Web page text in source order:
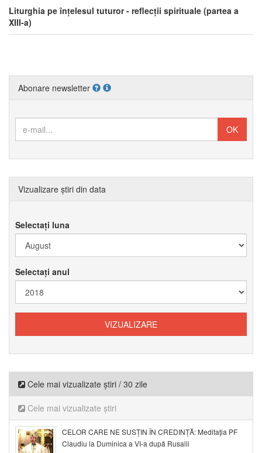
Liturghia pe înțelesul tuturor - reflecții spirituale (partea a
XIII-a)
Abonare newsletter
Vizualizare știri din data
Selectați luna
Selectați anul
Cele mai vizualizate știri / 30 zile
Cele mai vizualizate știri
CELOR CARE NE SUSȚIN ÎN CREDINȚĂ: Meditația PF
Claudiu la Duminica a VI-a după Rusalii